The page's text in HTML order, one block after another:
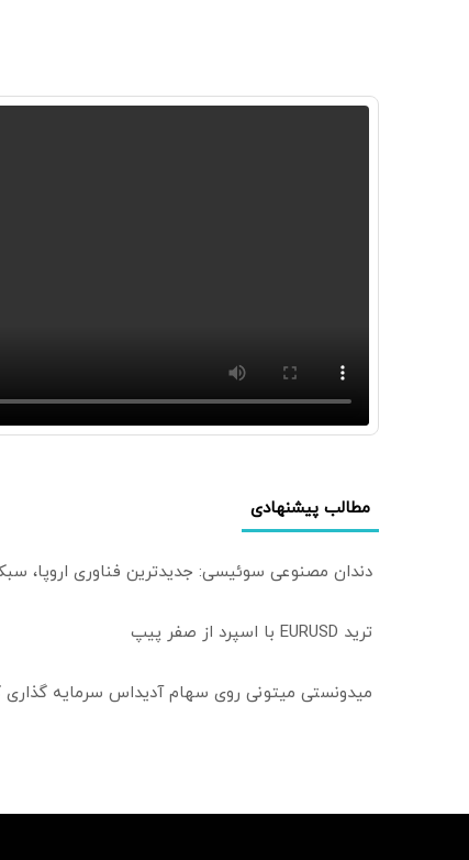
مطالب پیشنهادی
دندان مصنوعی سوئیسی: جدیدترین فناوری اروپا،
ترید EURUSD با اسپرد از صفر پیپ
میدونستی میتونی روی سهام آدیداس سرمایه گذاری